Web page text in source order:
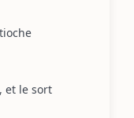
et le sort